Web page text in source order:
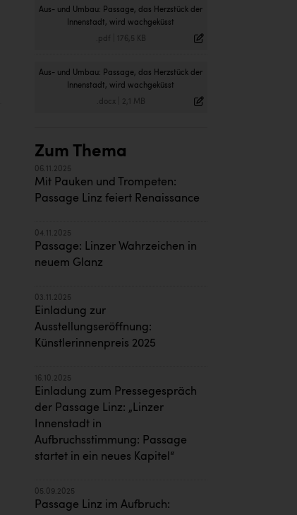
Aus- und Umbau: Passage, das Herzstück der
Innenstadt, wird wachgeküsst
.pdf 176,5 KB
Aus- und Umbau: Passage, das Herzstück der
Innenstadt, wird wachgeküsst
.docx| 2,1 MB
Zum Thema
06.11.2025
Mit Pauken und Trompeten:
Passage Linz feiert Renaissance
04.11.2025
Passage: Linzer Wahrzeichen in
neuem Glanz
03.11.2025
Einladung zur
Ausstellungseröffnung:
Künstlerinnenpreis 2025
16.10.2025
Einladung zum Pressegespräch
der Passage Linz: „Linzer
Innenstadt in
Aufbruchsstimmung: Passage
startet in ein neues Kapitel“
05.09.2025
Passage Linz im Aufbruch: